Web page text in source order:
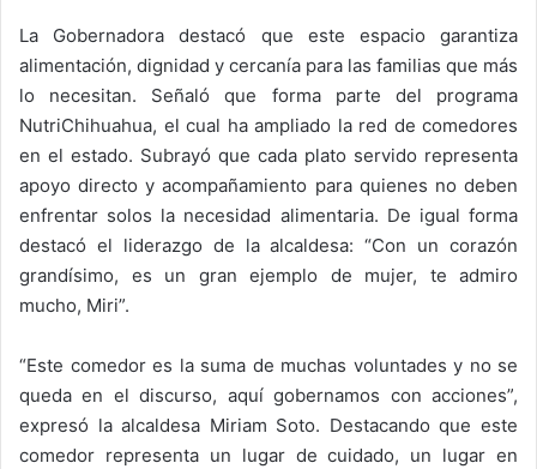
La Gobernadora destacó que este espacio garantiza
alimentación, dignidad y cercanía para las familias que más
lo necesitan. Señaló que forma parte del programa
NutriChihuahua, el cual ha ampliado la red de comedores
en el estado. Subrayó que cada plato servido representa
apoyo directo y acompañamiento para quienes no deben
enfrentar solos la necesidad alimentaria. De igual forma
destacó el liderazgo de la alcaldesa: “Con un corazón
grandísimo, es un gran ejemplo de mujer, te admiro
mucho, Miri”.
“Este comedor es la suma de muchas voluntades y no se
queda en el discurso, aquí gobernamos con acciones”,
expresó la alcaldesa Miriam Soto. Destacando que este
comedor representa un lugar de cuidado, un lugar en